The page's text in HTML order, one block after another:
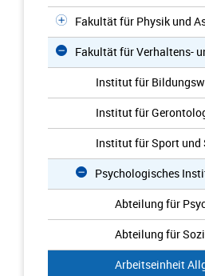
Fakultät für Physik und
Fakultät für Verhaltens-
Institut für
Institut für
Institut für Sport
Psychologisches
Abteilung für
Abteilung für
Arbeitseinheit